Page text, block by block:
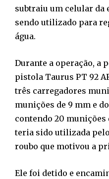
subtraiu um celular da
sendo utilizado para
água.
Durante a operação, a
pistola Taurus PT 92
três carregadores
munições de 9 mm e
contendo 20 munições
teria sido utilizada
roubo que motivou a
Ele foi detido e